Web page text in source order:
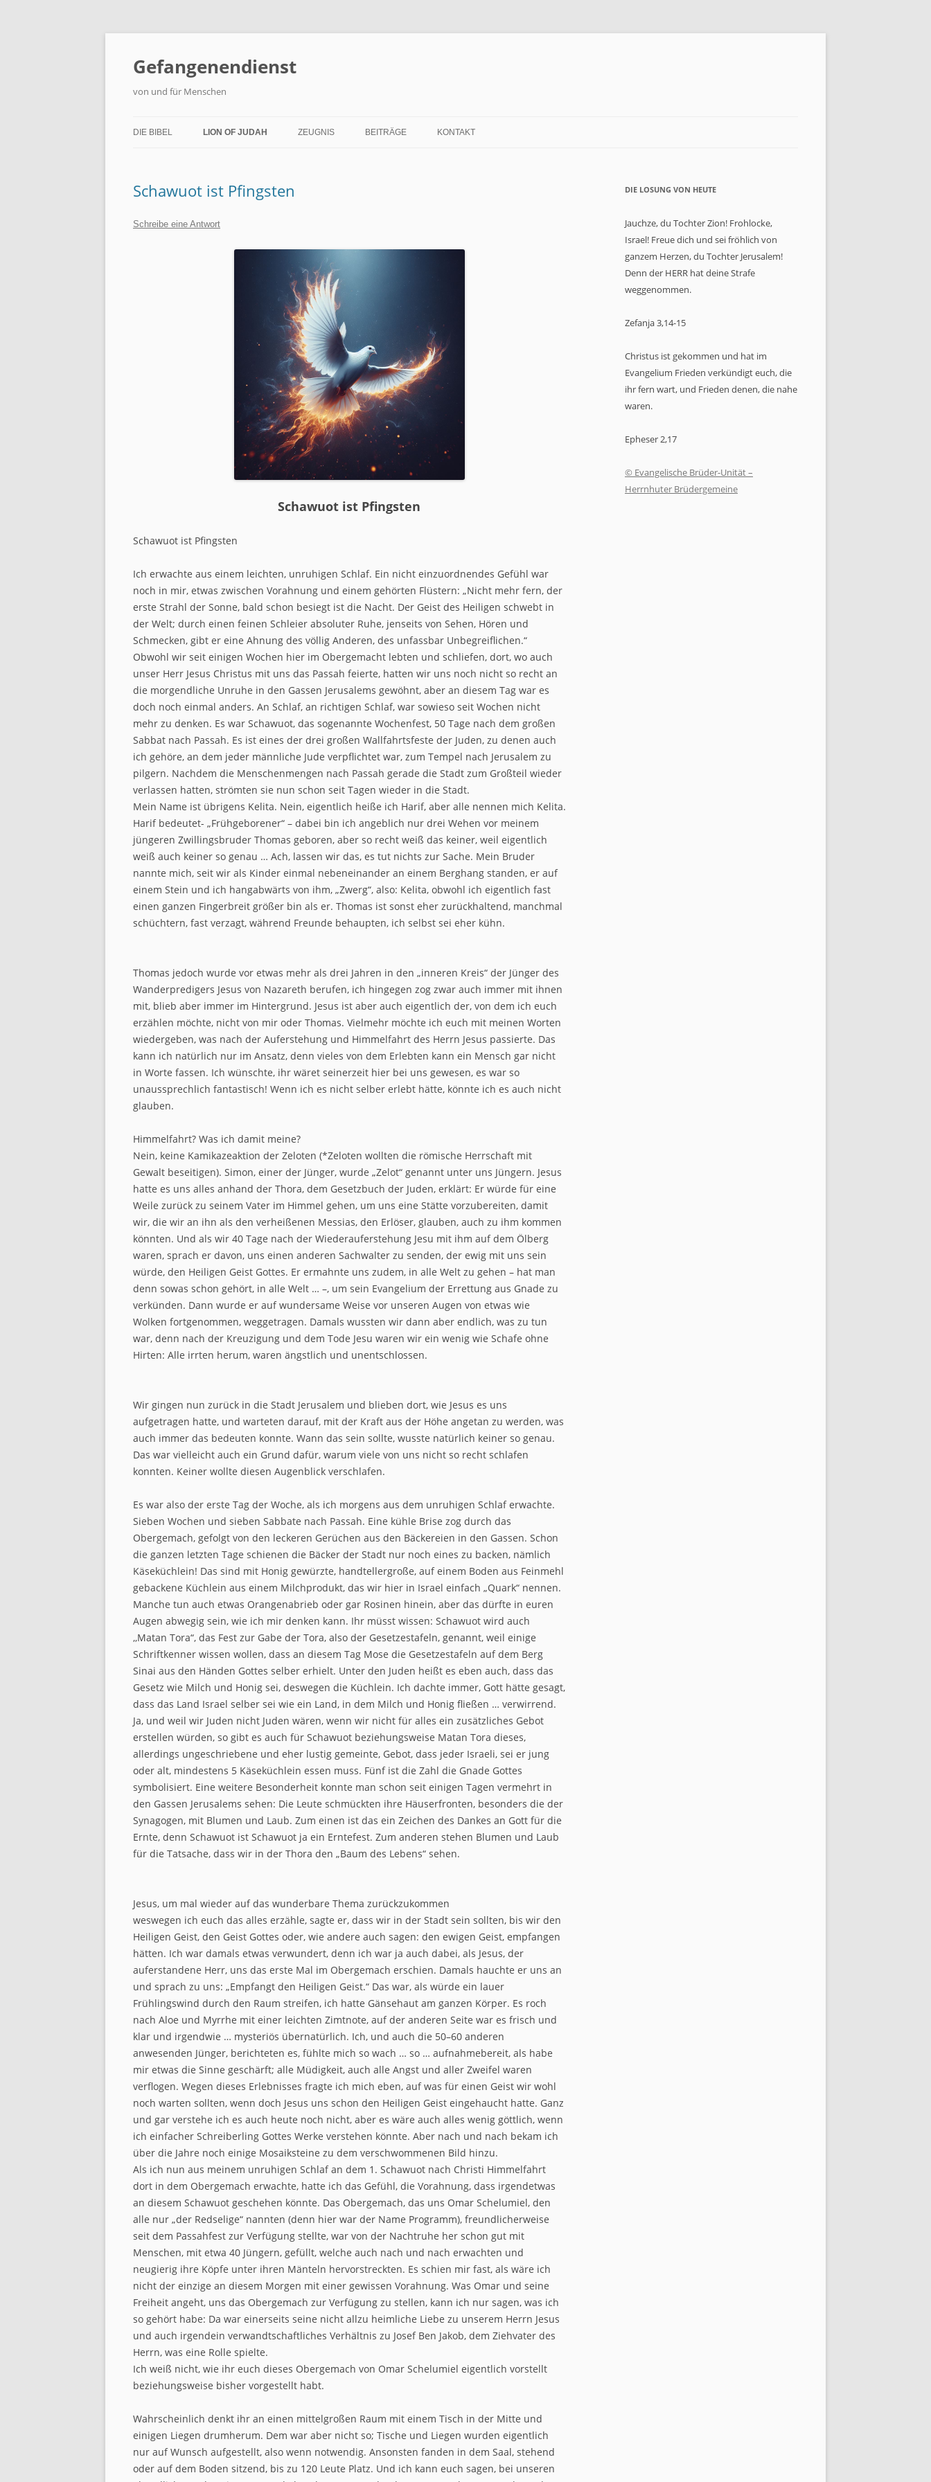
Gefangenendienst
von und für Menschen
DIE BIBEL LION OF JUDAH
LION CHURCH – DAS
GESUNDHEIT UND WELLNESS
SENIORENARBEIT
FRAUEN GOTTES
MÄNNERARBEIT
SÜCHTE UND ABHÄNGIGKEITEN
GEFANGENENARBEIT
MOTORCYCLE MINISTRIES
ZEUGNIS BEITRÄGE
KOMMA RAN HIER!
KONTAKT
Schawuot ist Pfingsten
Schreibe eine Antwort
Schawuot ist Pfingsten
Schawuot ist Pfingsten
Ich erwachte aus einem leichten, unruhigen Schlaf. Ein nicht einzuordnendes Gefühl war
noch in mir, etwas zwischen Vorahnung und einem gehörten Flüstern: „Nicht mehr fern, der
erste Strahl der Sonne, bald schon besiegt ist die Nacht. Der Geist des Heiligen schwebt in
der Welt; durch einen feinen Schleier absoluter Ruhe, jenseits von Sehen, Hören und
Schmecken, gibt er eine Ahnung des völlig Anderen, des unfassbar Unbegreiflichen.“
Obwohl wir seit einigen Wochen hier im Obergemacht lebten und schliefen, dort, wo auch
unser Herr Jesus Christus mit uns das Passah feierte, hatten wir uns noch nicht so recht an
die morgendliche Unruhe in den Gassen Jerusalems gewöhnt, aber an diesem Tag war es
doch noch einmal anders. An Schlaf, an richtigen Schlaf, war sowieso seit Wochen nicht
mehr zu denken. Es war Schawuot, das sogenannte Wochenfest, 50 Tage nach dem großen
Sabbat nach Passah. Es ist eines der drei großen Wallfahrtsfeste der Juden, zu denen auch
ich gehöre, an dem jeder männliche Jude verpflichtet war, zum Tempel nach Jerusalem zu
pilgern. Nachdem die Menschenmengen nach Passah gerade die Stadt zum Großteil wieder
verlassen hatten, strömten sie nun schon seit Tagen wieder in die Stadt.
Mein Name ist übrigens Kelita. Nein, eigentlich heiße ich Harif, aber alle nennen mich Kelita.
Harif bedeutet- „Frühgeborener“ – dabei bin ich angeblich nur drei Wehen vor meinem
jüngeren Zwillingsbruder Thomas geboren, aber so recht weiß das keiner, weil eigentlich
weiß auch keiner so genau … Ach, lassen wir das, es tut nichts zur Sache. Mein Bruder
nannte mich, seit wir als Kinder einmal nebeneinander an einem Berghang standen, er auf
einem Stein und ich hangabwärts von ihm, „Zwerg“, also: Kelita, obwohl ich eigentlich fast
einen ganzen Fingerbreit größer bin als er. Thomas ist sonst eher zurückhaltend, manchmal
schüchtern, fast verzagt, während Freunde behaupten, ich selbst sei eher kühn.
Thomas jedoch wurde vor etwas mehr als drei Jahren in den „inneren Kreis“ der Jünger des
Wanderpredigers Jesus von Nazareth berufen, ich hingegen zog zwar auch immer mit ihnen
mit, blieb aber immer im Hintergrund. Jesus ist aber auch eigentlich der, von dem ich euch
erzählen möchte, nicht von mir oder Thomas. Vielmehr möchte ich euch mit meinen Worten
wiedergeben, was nach der Auferstehung und Himmelfahrt des Herrn Jesus passierte. Das
kann ich natürlich nur im Ansatz, denn vieles von dem Erlebten kann ein Mensch gar nicht
in Worte fassen. Ich wünschte, ihr wäret seinerzeit hier bei uns gewesen, es war so
unaussprechlich fantastisch! Wenn ich es nicht selber erlebt hätte, könnte ich es auch nicht
glauben.
Himmelfahrt? Was ich damit meine?
Nein, keine Kamikazeaktion der Zeloten (*Zeloten wollten die römische Herrschaft mit
Gewalt beseitigen). Simon, einer der Jünger, wurde „Zelot“ genannt unter uns Jüngern. Jesus
hatte es uns alles anhand der Thora, dem Gesetzbuch der Juden, erklärt: Er würde für eine
Weile zurück zu seinem Vater im Himmel gehen, um uns eine Stätte vorzubereiten, damit
wir, die wir an ihn als den verheißenen Messias, den Erlöser, glauben, auch zu ihm kommen
könnten. Und als wir 40 Tage nach der Wiederauferstehung Jesu mit ihm auf dem Ölberg
waren, sprach er davon, uns einen anderen Sachwalter zu senden, der ewig mit uns sein
würde, den Heiligen Geist Gottes. Er ermahnte uns zudem, in alle Welt zu gehen – hat man
denn sowas schon gehört, in alle Welt … –, um sein Evangelium der Errettung aus Gnade zu
verkünden. Dann wurde er auf wundersame Weise vor unseren Augen von etwas wie
Wolken fortgenommen, weggetragen. Damals wussten wir dann aber endlich, was zu tun
war, denn nach der Kreuzigung und dem Tode Jesu waren wir ein wenig wie Schafe ohne
Hirten: Alle irrten herum, waren ängstlich und unentschlossen.
Wir gingen nun zurück in die Stadt Jerusalem und blieben dort, wie Jesus es uns
aufgetragen hatte, und warteten darauf, mit der Kraft aus der Höhe angetan zu werden, was
auch immer das bedeuten konnte. Wann das sein sollte, wusste natürlich keiner so genau.
Das war vielleicht auch ein Grund dafür, warum viele von uns nicht so recht schlafen
konnten. Keiner wollte diesen Augenblick verschlafen.
Es war also der erste Tag der Woche, als ich morgens aus dem unruhigen Schlaf erwachte.
Sieben Wochen und sieben Sabbate nach Passah. Eine kühle Brise zog durch das
Obergemach, gefolgt von den leckeren Gerüchen aus den Bäckereien in den Gassen. Schon
die ganzen letzten Tage schienen die Bäcker der Stadt nur noch eines zu backen, nämlich
Käseküchlein! Das sind mit Honig gewürzte, handtellergroße, auf einem Boden aus Feinmehl
gebackene Küchlein aus einem Milchprodukt, das wir hier in Israel einfach „Quark“ nennen.
Manche tun auch etwas Orangenabrieb oder gar Rosinen hinein, aber das dürfte in euren
Augen abwegig sein, wie ich mir denken kann. Ihr müsst wissen: Schawuot wird auch
,,Matan Tora“, das Fest zur Gabe der Tora, also der Gesetzestafeln, genannt, weil einige
Schriftkenner wissen wollen, dass an diesem Tag Mose die Gesetzestafeln auf dem Berg
Sinai aus den Händen Gottes selber erhielt. Unter den Juden heißt es eben auch, dass das
Gesetz wie Milch und Honig sei, deswegen die Küchlein. Ich dachte immer, Gott hätte gesagt,
dass das Land Israel selber sei wie ein Land, in dem Milch und Honig fließen … verwirrend.
Ja, und weil wir Juden nicht Juden wären, wenn wir nicht für alles ein zusätzliches Gebot
erstellen würden, so gibt es auch für Schawuot beziehungsweise Matan Tora dieses,
allerdings ungeschriebene und eher lustig gemeinte, Gebot, dass jeder Israeli, sei er jung
oder alt, mindestens 5 Käseküchlein essen muss. Fünf ist die Zahl die Gnade Gottes
symbolisiert. Eine weitere Besonderheit konnte man schon seit einigen Tagen vermehrt in
den Gassen Jerusalems sehen: Die Leute schmückten ihre Häuserfronten, besonders die der
Synagogen, mit Blumen und Laub. Zum einen ist das ein Zeichen des Dankes an Gott für die
Ernte, denn Schawuot ist Schawuot ja ein Erntefest. Zum anderen stehen Blumen und Laub
für die Tatsache, dass wir in der Thora den „Baum des Lebens“ sehen.
Jesus, um mal wieder auf das wunderbare Thema zurückzukommen
weswegen ich euch das alles erzähle, sagte er, dass wir in der Stadt sein sollten, bis wir den
Heiligen Geist, den Geist Gottes oder, wie andere auch sagen: den ewigen Geist, empfangen
hätten. Ich war damals etwas verwundert, denn ich war ja auch dabei, als Jesus, der
auferstandene Herr, uns das erste Mal im Obergemach erschien. Damals hauchte er uns an
und sprach zu uns: „Empfangt den Heiligen Geist.“ Das war, als würde ein lauer
Frühlingswind durch den Raum streifen, ich hatte Gänsehaut am ganzen Körper. Es roch
nach Aloe und Myrrhe mit einer leichten Zimtnote, auf der anderen Seite war es frisch und
klar und irgendwie … mysteriös übernatürlich. Ich, und auch die 50–60 anderen
anwesenden Jünger, berichteten es, fühlte mich so wach … so … aufnahmebereit, als habe
mir etwas die Sinne geschärft; alle Müdigkeit, auch alle Angst und aller Zweifel waren
verflogen. Wegen dieses Erlebnisses fragte ich mich eben, auf was für einen Geist wir wohl
noch warten sollten, wenn doch Jesus uns schon den Heiligen Geist eingehaucht hatte. Ganz
und gar verstehe ich es auch heute noch nicht, aber es wäre auch alles wenig göttlich, wenn
ich einfacher Schreiberling Gottes Werke verstehen könnte. Aber nach und nach bekam ich
über die Jahre noch einige Mosaiksteine zu dem verschwommenen Bild hinzu.
Als ich nun aus meinem unruhigen Schlaf an dem 1. Schawuot nach Christi Himmelfahrt
dort in dem Obergemach erwachte, hatte ich das Gefühl, die Vorahnung, dass irgendetwas
an diesem Schawuot geschehen könnte. Das Obergemach, das uns Omar Schelumiel, den
alle nur „der Redselige“ nannten (denn hier war der Name Programm), freundlicherweise
seit dem Passahfest zur Verfügung stellte, war von der Nachtruhe her schon gut mit
Menschen, mit etwa 40 Jüngern, gefüllt, welche auch nach und nach erwachten und
neugierig ihre Köpfe unter ihren Mänteln hervorstreckten. Es schien mir fast, als wäre ich
nicht der einzige an diesem Morgen mit einer gewissen Vorahnung. Was Omar und seine
Freiheit angeht, uns das Obergemach zur Verfügung zu stellen, kann ich nur sagen, was ich
so gehört habe: Da war einerseits seine nicht allzu heimliche Liebe zu unserem Herrn Jesus
und auch irgendein verwandtschaftliches Verhältnis zu Josef Ben Jakob, dem Ziehvater des
Herrn, was eine Rolle spielte.
Ich weiß nicht, wie ihr euch dieses Obergemach von Omar Schelumiel eigentlich vorstellt
beziehungsweise bisher vorgestellt habt.
Wahrscheinlich denkt ihr an einen mittelgroßen Raum mit einem Tisch in der Mitte und
einigen Liegen drumherum. Dem war aber nicht so; Tische und Liegen wurden eigentlich
nur auf Wunsch aufgestellt, also wenn notwendig. Ansonsten fanden in dem Saal, stehend
oder auf dem Boden sitzend, bis zu 120 Leute Platz. Und ich kann euch sagen, bei unseren
DIE LOSUNG VON HEUTE
Jauchze, du Tochter Zion! Frohlocke,
Israel! Freue dich und sei fröhlich von
ganzem Herzen, du Tochter Jerusalem!
Denn der HERR hat deine Strafe
weggenommen.
Zefanja 3,14-15
Christus ist gekommen und hat im
Evangelium Frieden verkündigt euch, die
ihr fern wart, und Frieden denen, die nahe
waren.
Epheser 2,17
© Evangelische Brüder-Unität –
Herrnhuter Brüdergemeine